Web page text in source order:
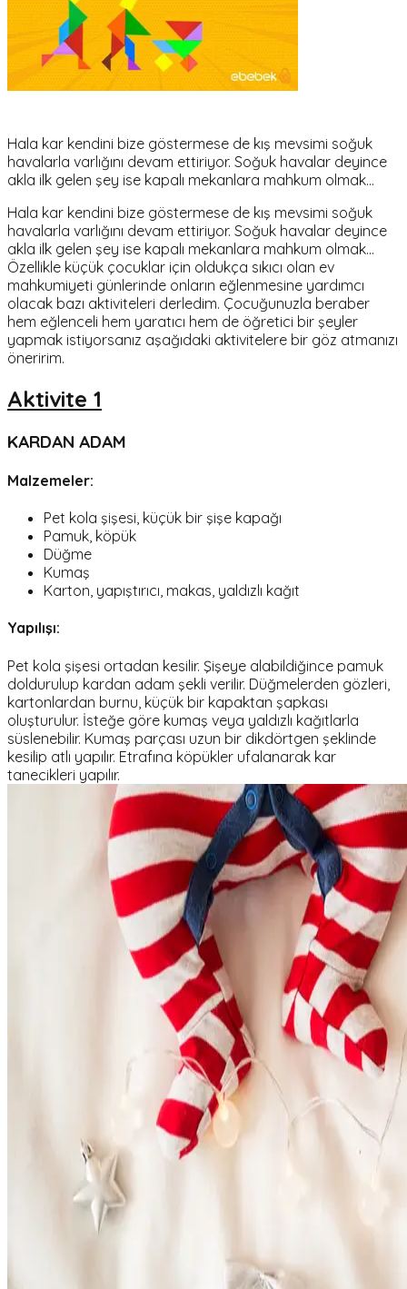
Hala kar kendini bize göstermese de kış mevsimi soğuk
havalarla varlığını devam ettiriyor. Soğuk havalar deyince
akla ilk gelen şey ise kapalı mekanlara mahkum olmak...
Hala kar kendini bize göstermese de kış mevsimi soğuk
havalarla varlığını devam ettiriyor. Soğuk havalar deyince
akla ilk gelen şey ise kapalı mekanlara mahkum olmak...
Özellikle küçük çocuklar için oldukça sıkıcı olan ev
mahkumiyeti günlerinde onların eğlenmesine yardımcı
olacak bazı aktiviteleri derledim. Çocuğunuzla beraber
hem eğlenceli hem yaratıcı hem de öğretici bir şeyler
yapmak istiyorsanız aşağıdaki aktivitelere bir göz atmanızı
öneririm.
Aktivite 1
KARDAN ADAM
Malzemeler:
Pet kola şişesi, küçük bir şişe kapağı
Pamuk, köpük
Düğme
Kumaş
Karton, yapıştırıcı, makas, yaldızlı kağıt
Yapılışı:
Pet kola şişesi ortadan kesilir. Şişeye alabildiğince pamuk
doldurulup kardan adam şekli verilir. Düğmelerden gözleri,
kartonlardan burnu, küçük bir kapaktan şapkası
oluşturulur. İsteğe göre kumaş veya yaldızlı kağıtlarla
süslenebilir. Kumaş parçası uzun bir dikdörtgen şeklinde
kesilip atlı yapılır. Etrafına köpükler ufalanarak kar
tanecikleri yapılır.